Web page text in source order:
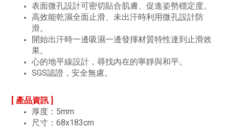
表面微孔設計可密切貼合肌膚、促進姿勢穩定度。
高效能乾濕全面止滑、未出汗時利用微孔設計防
滑。
開始出汗時一邊吸濕一邊發揮材質特性達到止滑效
果。
心的地平線設計，尋找內在的寧靜與和平。
SGS認證，安全無慮。
[ 產品資訊 ]
厚度：5mm
尺寸：68x183cm